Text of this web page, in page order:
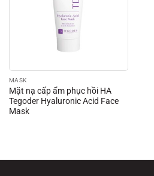
MASK
Mặt nạ cấp ẩm phục hồi HA
Tegoder Hyaluronic Acid Face
Mask